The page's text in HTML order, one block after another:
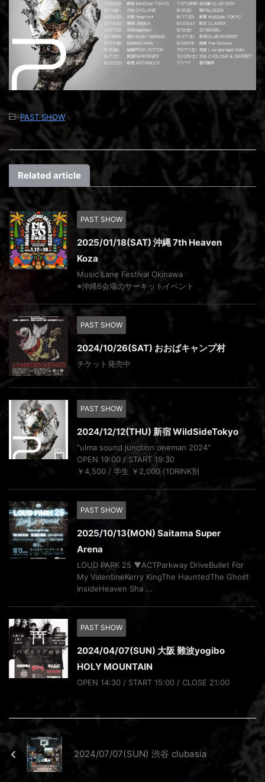
-PAST SHOW
Related article
PAST SHOW
2025/01/18(SAT) 沖縄 7th Heaven
Koza
Music Lane Festival Okinawa
※沖縄6会場のサーキットイベント
PAST SHOW
2024/10/26(SAT) おおばキャンプ村
チケット発売中
PAST SHOW
2024/12/12(THU) 新宿 WildSideTokyo
"ulma sound junction oneman 2024"
OPEN 19:00 / START 19:30
￥4,500 / 学生 ￥2,000 (1DRINK別
PAST SHOW
2025/10/13(MON) Saitama Super
Arena
LOUD PARK 25 ▼ACTParkway DriveBullet For
My ValentineKerry KingThe HauntedThe Ghost
InsideHeaven Sha ...
PAST SHOW
2024/04/07(SUN) 大阪 難波yogibo
HOLY MOUNTAIN
OPEN 14:30 / START 15:00 / CLOSE 21:00
2024/07/07(SUN) 渋谷 clubasia